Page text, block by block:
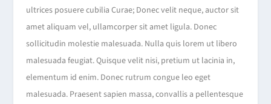
ultrices posuere cubilia Curae; Donec velit neque, auctor sit
amet aliquam vel, ullamcorper sit amet ligula. Donec
sollicitudin molestie malesuada. Nulla quis lorem ut libero
malesuada feugiat. Quisque velit nisi, pretium ut lacinia in,
elementum id enim. Donec rutrum congue leo eget
malesuada. Praesent sapien massa, convallis a pellentesque